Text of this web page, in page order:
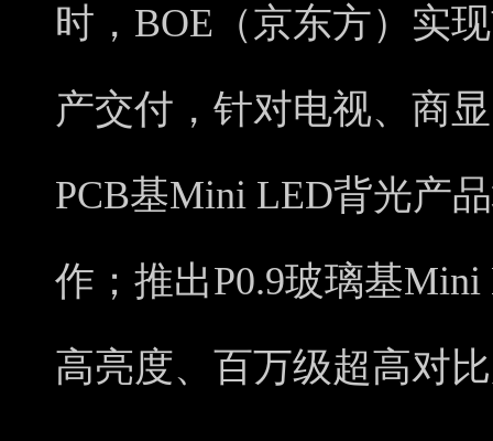
时，BOE（京东方）实
产交付，针对电视、商
PCB基Mini LED背光产
作；推出P0.9玻璃基
高亮度、百万级超高对